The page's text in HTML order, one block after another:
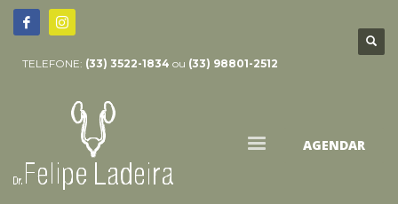
TELEFONE: (33) 3522-1834 ou (33) 98801-2512
AGENDAR